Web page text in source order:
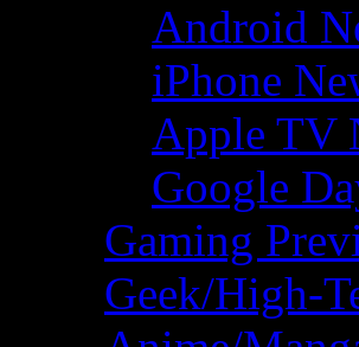
Android
iPhone
Apple TV
Google
Gaming
Geek/High-